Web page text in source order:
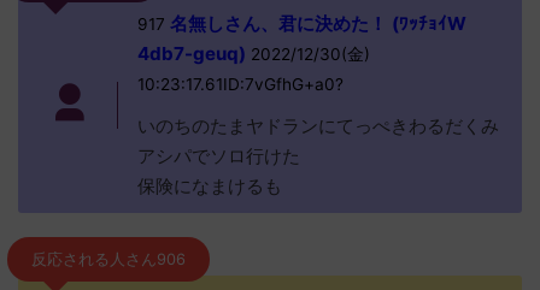
917 名無しさん、君に決めた！ (ﾜｯﾁｮｲW
4db7-geuq) 2022/12/30(金)
10:23:17.61ID:7vGfhG+a0?
いのちのたまヤドランにてっぺきわるだくみ
アシパでソロ行けた
保険になまけるも
反応される人さん906